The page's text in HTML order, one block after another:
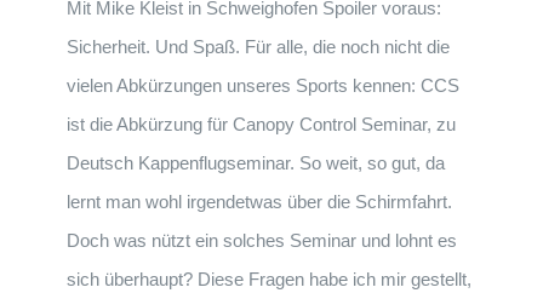
Mit Mike Kleist in Schweighofen Spoiler voraus:
Sicherheit. Und Spaß. Für alle, die noch nicht die
vielen Abkürzungen unseres Sports kennen: CCS
ist die Abkürzung für ​C​anopy ​C​ontrol ​S​eminar, zu
Deutsch Kappenflugseminar​. So weit, so gut, da
lernt man wohl irgendetwas über die Schirmfahrt.
Doch was nützt ein solches Seminar und lohnt es
sich überhaupt? Diese Fragen habe ich mir gestellt,